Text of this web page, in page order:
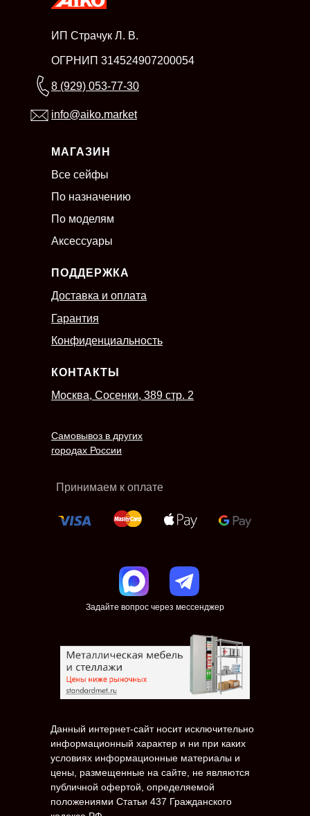
МАГАЗИН
Все сейфы
По назначению
По моделям
Аксессуары
ПОДДЕРЖКА
Гарантия
Конфиденциальность
КОНТАКТЫ
ИП Страчук Л. В.
ОГРНИП 314524907200054
Самовывоз в других
городах России
8 (929) 053-77-30
info@aiko.market
Принимаем к оплате
Москва, Сосенки, 389 стр. 2
Доставка и оплата
Задайте вопрос через мессенджер
Данный интернет-сайт носит исключительно
информационный характер и ни при каких
условиях информационные материалы и
цены, размещенные на сайте, не являются
публичной офертой, определяемой
положениями Статьи 437 Гражданского